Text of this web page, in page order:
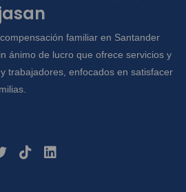
familiar en Santander
ánimo de lucro que ofrece servicios y
trabajadores, enfocados en satisfacer